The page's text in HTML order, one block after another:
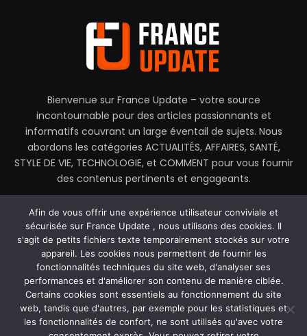
Bienvenue sur France Update – votre source
incontournable pour des articles passionnants et
informatifs couvrant un large éventail de sujets. Nous
abordons les catégories ACTUALITÉS, AFFAIRES, SANTÉ,
STYLE DE VIE, TECHNOLOGIE, et COMMENT pour vous fournir
des contenus pertinents et engageants.
contactez@franceupdate.fr
Facebook
X
(Twitter)
Instagram
MAISON
À PROPOS DE NOUS
POLITIQUE DE CONFIDENTIALITÉ
CONTACTEZ-NOUS
Afin de vous offrir une expérience utilisateur conviviale et
sécurisée sur France Update , nous utilisons des cookies. Il
s'agit de petits fichiers texte temporairement stockés sur votre
appareil. Les cookies nous permettent de fournir les
fonctionnalités techniques du site web, d'analyser ses
performances et d'améliorer son contenu de manière ciblée.
Certains cookies sont essentiels au fonctionnement du site
web, tandis que d'autres, par exemple pour les statistiques et
les fonctionnalités de confort, ne sont utilisés qu'avec votre